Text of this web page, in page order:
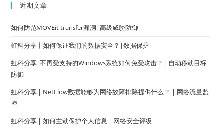
近期文章
如何防范MOVEit transfer漏洞|高级威胁防御
虹科分享丨如何保证我们的数据安全？|数据保护
虹科分享|不再受支持的Windows系统如何免受攻击？| 自动移动目标
防御
虹科分享 | NetFlow数据能够为网络故障排除提供什么？ | 网络流量监
控
虹科分享 | 如何主动保护个人信息 | 网络安全评级